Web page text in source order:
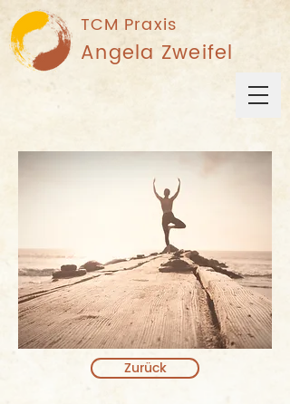
TCM Praxis
Angela Zweifel
Zurück